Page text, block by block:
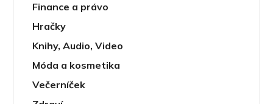
Finance a právo
Hračky
Knihy, Audio, Video
Móda a kosmetika
Večerníček